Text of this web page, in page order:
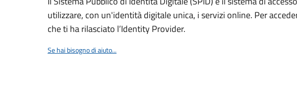
utilizzare, con un'identità digitale unica, i servizi online. Per
che ti ha rilasciato l’Identity Provider.
Se hai bisogno di aiuto...